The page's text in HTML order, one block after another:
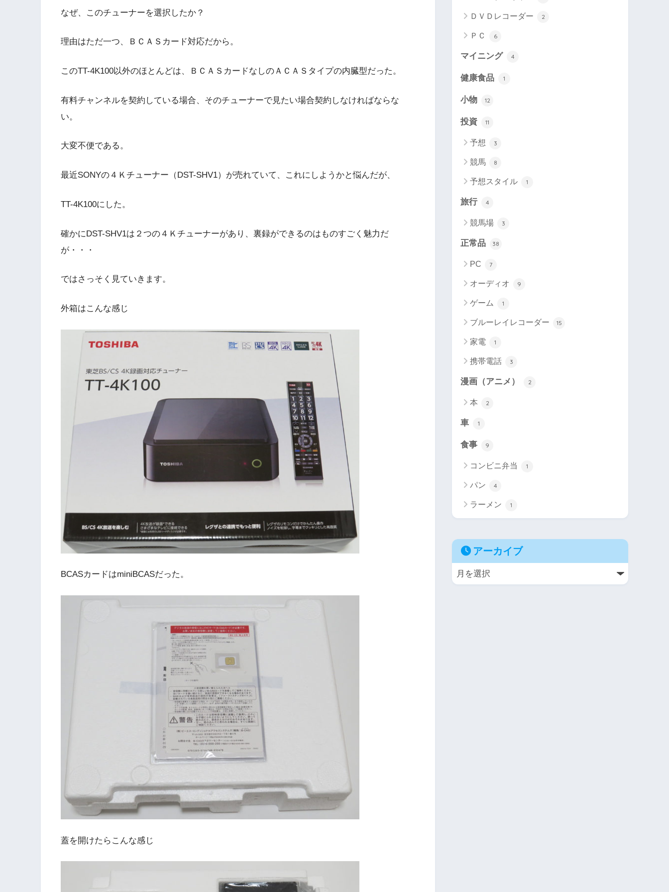
なぜ、このチューナーを選択したか？
理由はただ一つ、ＢＣＡＳカード対応だから。
このTT-4K100以外のほとんどは、ＢＣＡＳカードなしのＡＣＡＳタイプの内臓型だった。
有料チャンネルを契約している場合、そのチューナーで見たい場合契約しなければならな
い。
大変不便である。
最近SONYの４Ｋチューナー（DST-SHV1）が売れていて、これにしようかと悩んだが、
TT-4K100にした。
確かにDST-SHV1は２つの４Ｋチューナーがあり、裏録ができるのはものすごく魅力だ
が・・・
ではさっそく見ていきます。
外箱はこんな感じ
BCASカードはminiBCASだった。
蓋を開けたらこんな感じ
ＤＶＤレコーダー 2
ＰＣ 6
マイニング 4
健康食品 1
小物 12
投資 11
予想 3
競馬 8
予想スタイル 1
旅行 4
競馬場 3
正常品 38
PC 7
オーディオ 9
ゲーム 1
ブルーレイレコーダー 15
家電 1
携帯電話 3
漫画（アニメ） 2
本 2
車 1
食事 9
コンビニ弁当 1
パン 4
ラーメン 1
アーカイブ